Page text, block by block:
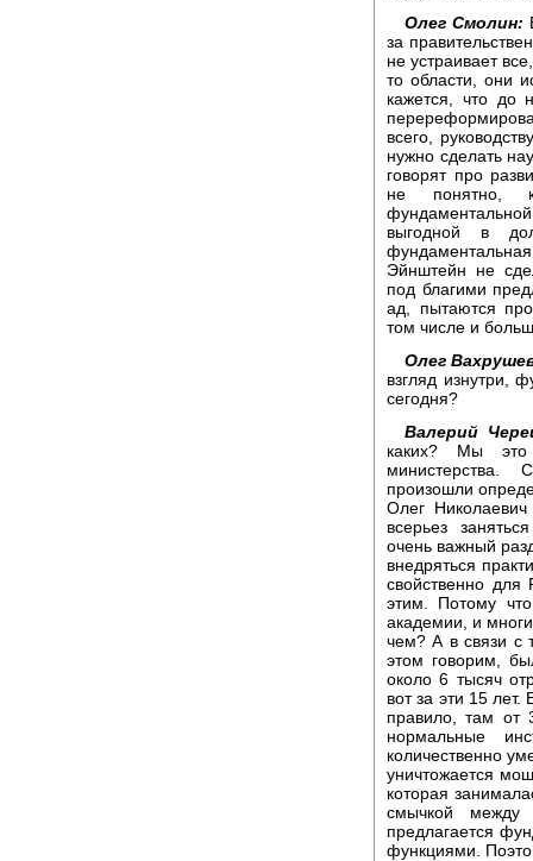
Олег Смолин:
за
не устраивает
то области, они
кажется, что до
всего,
нужно сделать
говорят про
не понятно,
выгодной в
Эйнштейн не
под благими
ад, пытаются
том числе и
Олег
взгляд изнутри,
сегодня?
Валерий
каких? Мы это
министерства.
произошли
Олег
всерьез
очень важный
внедряться
свойственно для
этим. Потому
академии, и
чем? А в связи с
этом говорим,
около 6 тысяч
вот за эти 15
правило, там от
нормальные
количественно
уничтожается
которая
смычкой между
предлагается
функциями.